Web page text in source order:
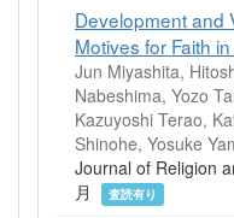
Development and
Motives for Faith
Jun Miyashita,
Nabeshima, Yozo
Kazuyoshi Terao,
Shinohe, Yosuke
Journal of Religion
月
査読有り